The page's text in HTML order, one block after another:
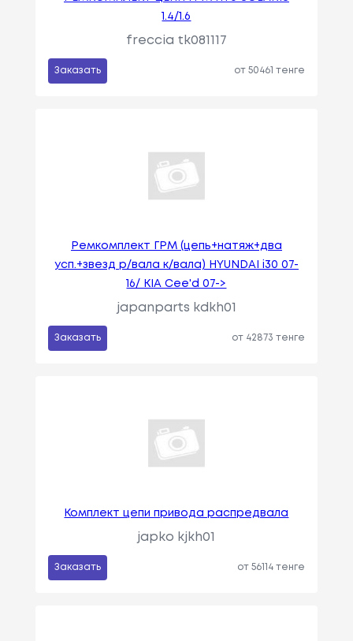
1.4/1.6
freccia tk081117
Заказать от 50461 тенге
Ремкомплект ГРМ (цепь+натяж+два
усп.+звезд р/вала к/вала) HYUNDAI i30 07-
16/ KIA Cee'd 07->
japanparts kdkh01
Заказать от 42873 тенге
Комплект цепи привода распредвала
japko kjkh01
Заказать от 56114 тенге